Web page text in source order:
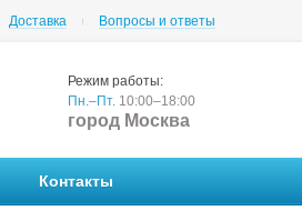
Доставка Вопросы и ответы
Режим работы:
Пн.–Пт. 10:00–18:00
город Москва
Контакты